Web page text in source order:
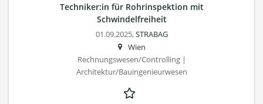
Techniker:in für Rohrinspektion mit
Schwindelfreiheit
01.09.2025,STRABAG
Wien
Rechnungswesen/Controlling |
Architektur/Bauingenieurwesen